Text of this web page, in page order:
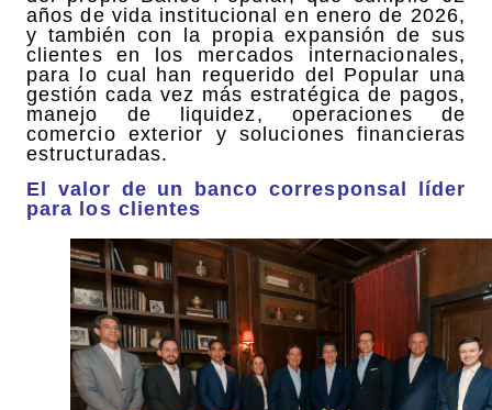
años de vida institucional en enero de 2026,
y también con la propia expansión de sus
clientes en los mercados internacionales,
para lo cual han requerido del Popular una
gestión cada vez más estratégica de pagos,
manejo de liquidez, operaciones de
comercio exterior y soluciones financieras
estructuradas.
El valor de un banco corresponsal líder
para los clientes